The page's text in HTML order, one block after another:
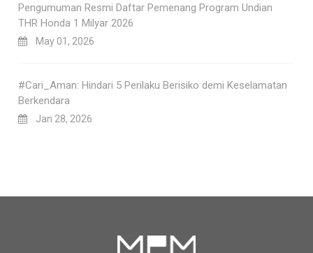
Pengumuman Resmi Daftar Pemenang Program Undian
THR Honda 1 Milyar 2026
May 01, 2026
#Cari_Aman: Hindari 5 Perilaku Berisiko demi Keselamatan
Berkendara
Jan 28, 2026